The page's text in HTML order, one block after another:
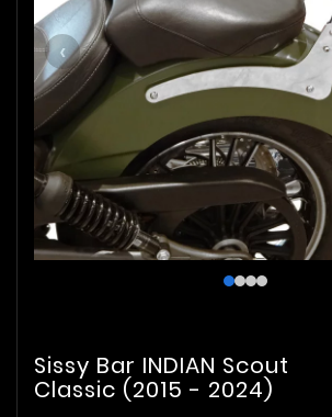
‹
Sissy Bar INDIAN Scout
Classic (2015 - 2024)